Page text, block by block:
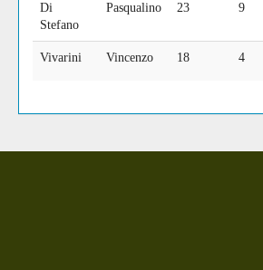
Di
Stefano
Pasqualino 23 9
Vivarini Vincenzo 18 4